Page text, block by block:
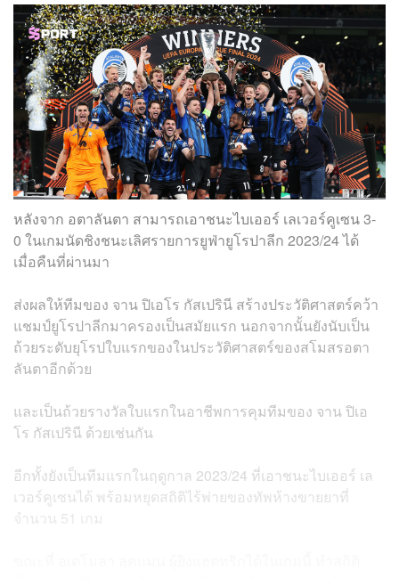
หลังจาก อตาลันตา สามารถเอาชนะไบเออร์ เลเวอร์คูเซน 3-
0 ในเกมนัดชิงชนะเลิศรายการยูฟ่ายูโรปาลีก 2023/24 ได้
เมื่อคืนที่ผ่านมา
ส่งผลให้ทีมของ จานปิเอโร กัสเปรินี สร้างประวัติศาสตร์คว้า
แชมป์ยูโรปาลีกมาครองเป็นสมัยแรก นอกจากนั้นยังนับเป็น
ถ้วยระดับยุโรปใบแรกของในประวัติศาสตร์ของสโมสรอตา
ลันตาอีกด้วย
และเป็นถ้วยรางวัลใบแรกในอาชีพการคุมทีมของ จานปิเอ
โร กัสเปรินี ด้วยเช่นกัน
อีกทั้งยังเป็นทีมแรกในฤดูกาล 2023/24 ที่เอาชนะไบเออร์ เล
เวอร์คูเซนได้ พร้อมหยุดสถิติไร้พ่ายของทัพห้างขายยาที่
จำนวน 51 เกม